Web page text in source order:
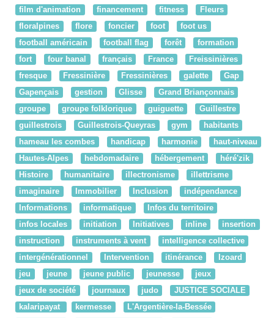
film d'animation financement fitness
Fleurs
floralpines
flore foncier foot
foot us
football américain
football flag forêt
formation
fort
four banal français France
Freissinières
fresque
Fressinière Fressinières galette
Gap
Gapençais
gestion Glisse
Grand Briançonnais
groupe
groupe folklorique guiguette
Guillestre
guillestrois
Guillestrois-Queyras gym
habitants
hameau les combes
handicap harmonie
haut-niveau
Hautes-Alpes
hebdomadaire hébergement
héré'zik
Histoire
humanitaire illectronisme
illettrisme
imaginaire
Immobilier Inclusion
indépendance
Informations
informatique
Infos du territoire
infos locales
initiation Initiatives inline
insertion
instruction
instruments à vent
intelligence collective
intergénérationnel
Intervention itinérance
Izoard
jeu
jeune jeune public jeunesse
jeux
jeux de société
journaux judo
JUSTICE SOCIALE
kalaripayat
kermesse
L'Argentière-la-Bessée